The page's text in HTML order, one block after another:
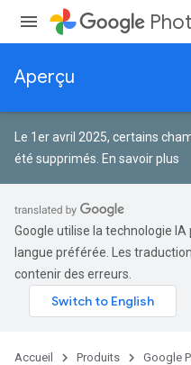
Aperçu
Le 1er avril 2025, certains
été supprimés. En savoir plus
Google utilise la technologie
langue préférée. Les
contenir des erreurs.
Accueil Produits Google